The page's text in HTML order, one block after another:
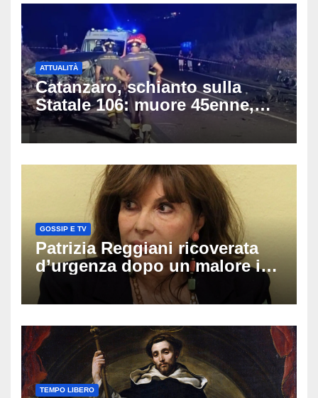
ATTUALITÀ
Catanzaro, schianto sulla
Statale 106: muore 45enne,
coinvolti un’auto, un suv e
una moto
GOSSIP E TV
Patrizia Reggiani ricoverata
d’urgenza dopo un malore in
vacanza: come sta oggi l’ex
Lady Gucci
TEMPO LIBERO